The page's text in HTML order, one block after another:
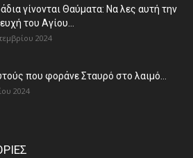
γίνονται Θαύματα: Να λες αυτή την
του Αγίου...
2024
που φοράνε Σταυρό στο λαιμό…
2024